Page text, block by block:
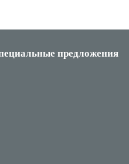
предложения